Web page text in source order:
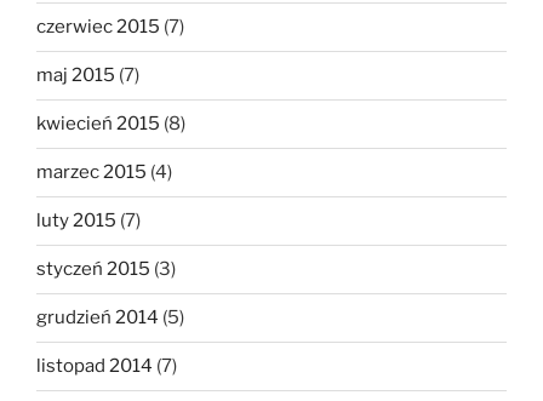
czerwiec 2015 (7)
maj 2015 (7)
kwiecień 2015 (8)
marzec 2015 (4)
luty 2015 (7)
styczeń 2015 (3)
grudzień 2014 (5)
listopad 2014 (7)